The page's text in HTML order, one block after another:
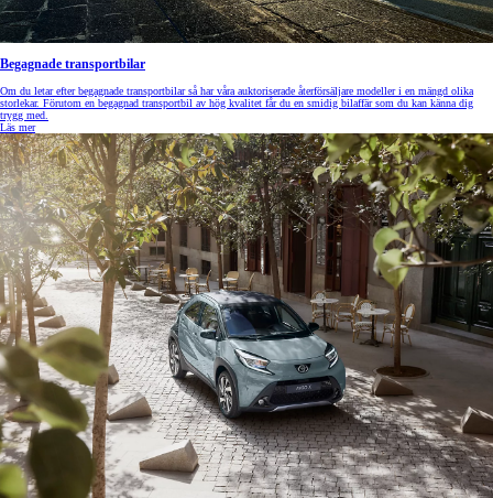
Begagnade transportbilar
Om du letar efter begagnade transportbilar så har våra auktoriserade återförsäljare modeller i en mängd olika
storlekar. Förutom en begagnad transportbil av hög kvalitet får du en smidig bilaffär som du kan känna dig
trygg med.
Läs mer